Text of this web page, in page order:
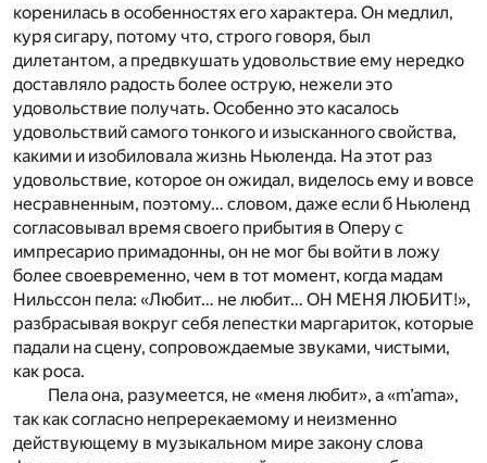
коренилась в особенностях его характера. Он медлил,
куря сигару, потому что, строго говоря, был
дилетантом, а предвкушать удовольствие ему нередко
доставляло радость более острую, нежели это
удовольствие получать. Особенно это касалось
удовольствий самого тонкого и изысканного свойства,
какими и изобиловала жизнь Ньюленда. На этот раз
удовольствие, которое он ожидал, виделось ему и вовсе
несравненным, поэтому… словом, даже если б Ньюленд
согласовывал время своего прибытия в Оперу с
импресарио примадонны, он не мог бы войти в ложу
более своевременно, чем в тот момент, когда мадам
Нильссон пела: «Любит… не любит… ОН МЕНЯ ЛЮБИТ!»,
разбрасывая вокруг себя лепестки маргариток, которые
падали на сцену, сопровождаемые звуками, чистыми,
как роса.
Пела она, разумеется, не «меня любит», а «m’ama»,
так как согласно непререкаемому и неизменно
действующему в музыкальном мире закону слова